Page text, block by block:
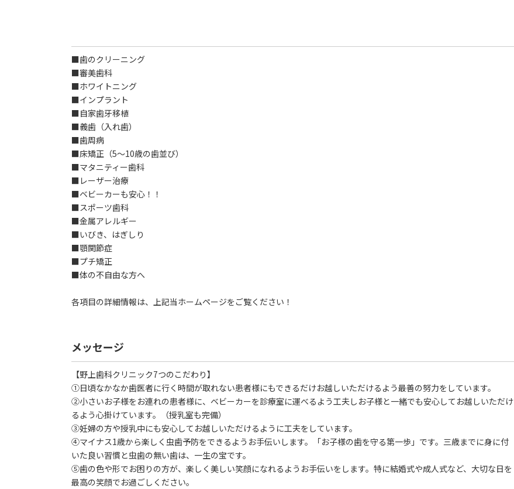
■歯のクリーニング
■審美歯科
■ホワイトニング
■インプラント
■自家歯牙移植
■義歯（入れ歯）
■歯周病
■床矯正（5～10歳の歯並び）
■マタニティー歯科
■レーザー治療
■ベビーカーも安心！！
■スポーツ歯科
■金属アレルギー
■いびき、はぎしり
■顎関節症
■プチ矯正
■体の不自由な方へ
各項目の詳細情報は、上記当ホームページをご覧ください！
メッセージ
【野上歯科クリニック7つのこだわり】
①日頃なかなか歯医者に行く時間が取れない患者様にもできるだけお越しいただけるよう最善の努力をしています。
②小さいお子様をお連れの患者様に、ベビーカーを診療室に運べるよう工夫しお子様と一緒でも安心してお越しいただけ
るよう心掛けています。（授乳室も完備）
③妊婦の方や授乳中にも安心してお越しいただけるように工夫をしています。
④マイナス1歳から楽しく虫歯予防をできるようお手伝いします。「お子様の歯を守る第一歩」です。三歳までに身に付
いた良い習慣と虫歯の無い歯は、一生の宝です。
⑤歯の色や形でお困りの方が、楽しく美しい笑顔になれるようお手伝いをします。特に結婚式や成人式など、大切な日を
最高の笑顔でお過ごしください。